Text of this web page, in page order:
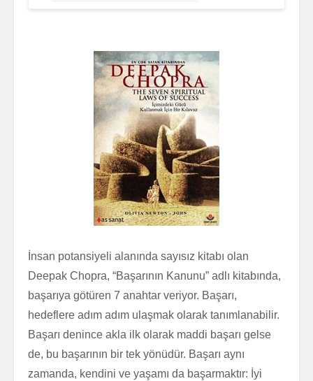
İnsan potansiyeli alanında sayısız kitabı olan
Deepak Chopra, “Başarının Kanunu” adlı kitabında,
başarıya götüren 7 anahtar veriyor. Başarı,
hedeflere adım adım ulaşmak olarak tanımlanabilir.
Başarı denince akla ilk olarak maddi başarı gelse
de, bu başarının bir tek yönüdür. Başarı aynı
zamanda, kendini ve yaşamı da başarmaktır: İyi